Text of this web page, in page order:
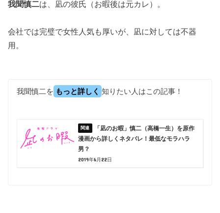
我聞慎二は、凪の彼氏（お暇後は元カレ）。
会社では完璧で女性人気も厚いが、凪に対しては不器
用。
我聞慎二を もっと詳しく 知りたい人はこの記事！
「凪のお暇」慎二（高橋一生）を原作
漫画から詳しくネタバレ！最低なモラハラ
男？
2019年6月22日